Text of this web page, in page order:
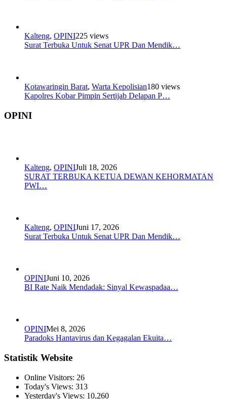
Kalteng, OPINI225 views
Surat Terbuka Untuk Senat UPR Dan Mendik…
Kotawaringin Barat, Warta Kepolisian180 views
Kapolres Kobar Pimpin Sertijab Delapan P…
OPINI
Kalteng, OPINIJuli 18, 2026
SURAT TERBUKA KETUA DEWAN KEHORMATAN
PWI…
Kalteng, OPINIJuni 17, 2026
Surat Terbuka Untuk Senat UPR Dan Mendik…
OPINIJuni 10, 2026
BI Rate Naik Mendadak: Sinyal Kewaspadaa…
OPINIMei 8, 2026
Paradoks Hantavirus dan Kegagalan Ekuita…
Statistik Website
Online Visitors: 26
Today's Views: 313
Yesterday's Views: 10,260